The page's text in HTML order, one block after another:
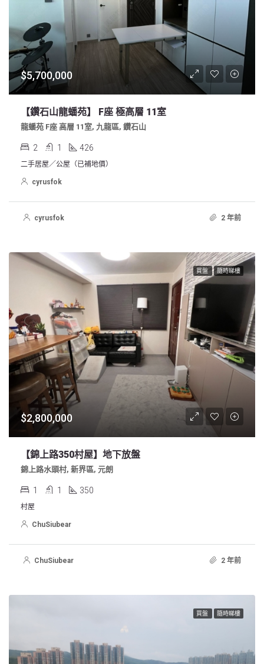
$5,700,000
【鑽石山龍蟠苑】 F座 極高層 11室
龍蟠苑 F座 高層 11室, 九龍區, 鑽石山
2 1 426
二手居屋／公屋（已補地價）
cyrusfok
cyrusfok 2 年前
買盤 隨時睇樓
$2,800,000
【錦上路350村屋】地下放盤
錦上路水頭村, 新界區, 元朗
1 1 350
村屋
ChuSiubear
ChuSiubear 2 年前
買盤 隨時睇樓